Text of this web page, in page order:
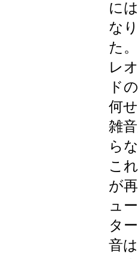
に
な
た
レ
ド
何
雑
ら
こ
が
ュ
タ
音